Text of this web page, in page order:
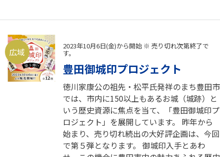
広域
2023年10月6日(金)から開始 ※ 売り切れ次第終了で
す。
豊田御城印プロジェクト
徳川家康公の祖先・松平氏発祥のまち豊田市
では、市内に150以上もあるお城（城跡）と
いう歴史資源に焦点を当て、「豊田御城印プ
ロジェクト」を展開しています。 昨年から
始まり、売り切れ続出の大好評企画は、今回
で第５弾となります。 御城印入手とあわ